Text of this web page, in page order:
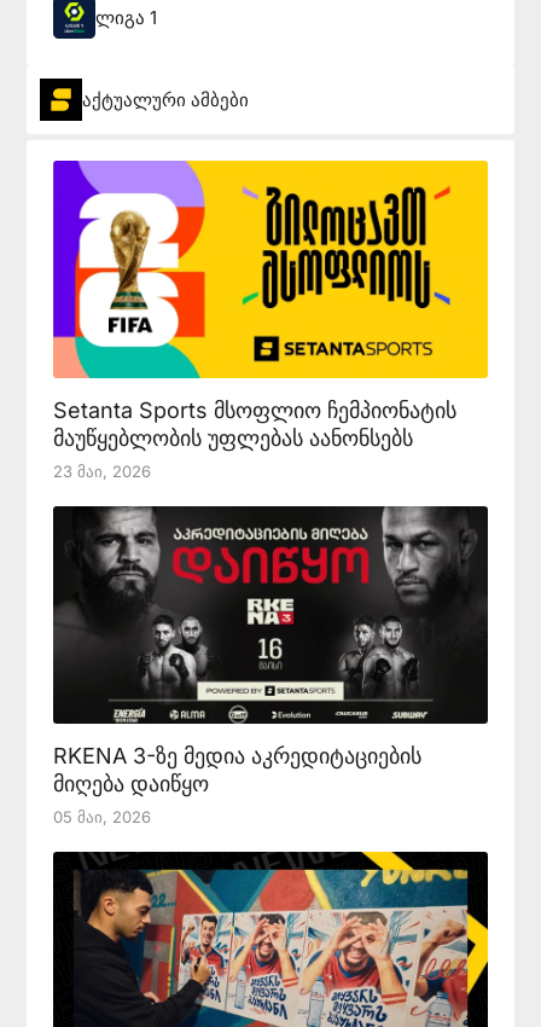
ლიგა 1
აქტუალური ამბები
Setanta Sports მსოფლიო ჩემპიონატის
მაუწყებლობის უფლებას აანონსებს
23 Მაი, 2026
RKENA 3-ზე მედია აკრედიტაციების
მიღება დაიწყო
05 Მაი, 2026